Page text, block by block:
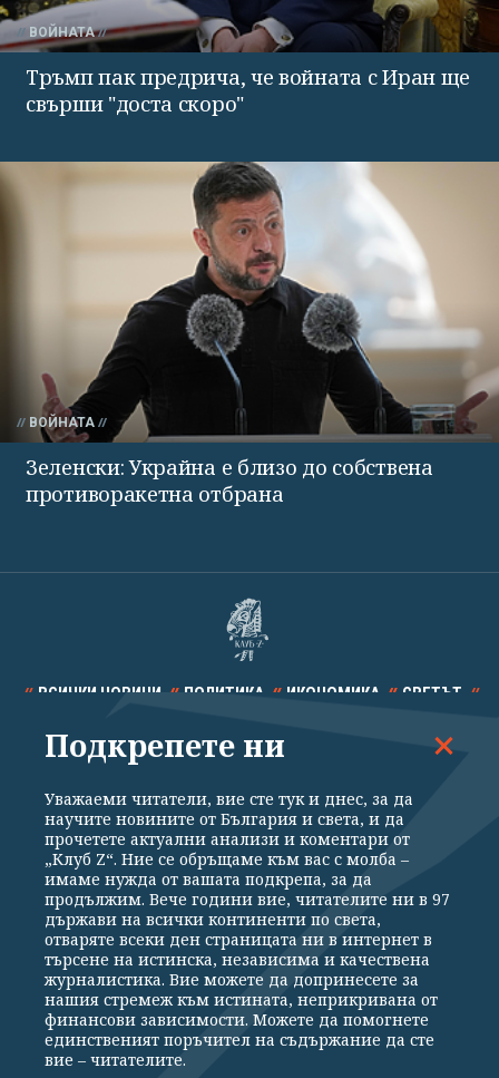
ВОЙНАТА
Тръмп пак предрича, че войната с Иран ще
свърши "доста скоро"
ВОЙНАТА
Зеленски: Украйна е близо до собствена
противоракетна отбрана
ВСИЧКИ НОВИНИ ПОЛИТИКА ИКОНОМИКА СВЕТЪТ
СПОРТ КУЛТУРА ТЕХНОЛОГИИ КАЛЕЙДОСКОП
Общи условия
Политика за поверителност
Реклама
Партньори Контакти
За Клуб Z
Екип
Подкрепете ни
Издател на www.clubz.bg е „Клуб Зебра Медия“ ЕООД, София, ул. "Алеко
Константинов" 3. Всички права запазени 2026 „Клуб Зебра Медия“
Подкрепете ни
Уважаеми читатели, вие сте тук и днес, за да
научите новините от България и света, и да
прочетете актуални анализи и коментари от
„Клуб Z“. Ние се обръщаме към вас с молба –
имаме нужда от вашата подкрепа, за да
продължим. Вече години вие, читателите ни в 97
държави на всички континенти по света,
отваряте всеки ден страницата ни в интернет в
търсене на истинска, независима и качествена
журналистика. Вие можете да допринесете за
нашия стремеж към истината, неприкривана от
финансови зависимости. Можете да помогнете
единственият поръчител на съдържание да сте
вие – читателите.